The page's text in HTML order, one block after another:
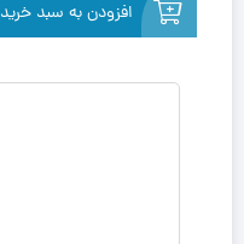
افزودن به سبد خرید